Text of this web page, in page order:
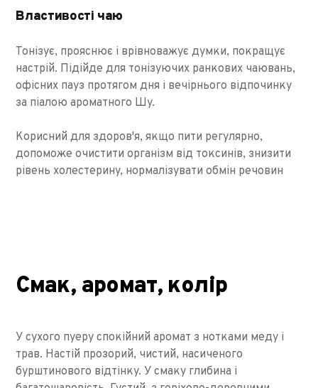
Властивості чаю
Тонізує, прояснює і врівноважує думки, покращує
настрій. Підійде для тонізуючих ранкових чаювань,
офісних пауз протягом дня і вечірнього відпочинку
за піалою ароматного Шу.
Корисний для здоров'я, якщо пити регулярно,
допоможе очистити організм від токсинів, знизити
рівень холестерину, нормалізувати обмін речовин
Смак, аромат, колір
У сухого пуеру спокійний аромат з нотками меду і
трав. Настій прозорий, чистий, насиченого
бурштинового відтінку. У смаку глибина і